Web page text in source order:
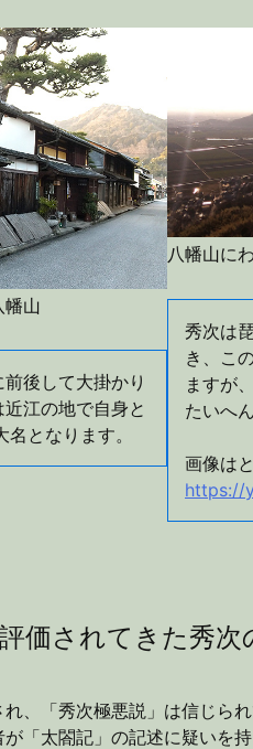
山
後して大掛かり
江の地で自身と
となります。
八幡山に
秀次は
き、こ
ますが
たいへ
画像は
https://
価されてきた秀次
、「秀次極悪説」は信じら
「太閤記」の記述に疑いを